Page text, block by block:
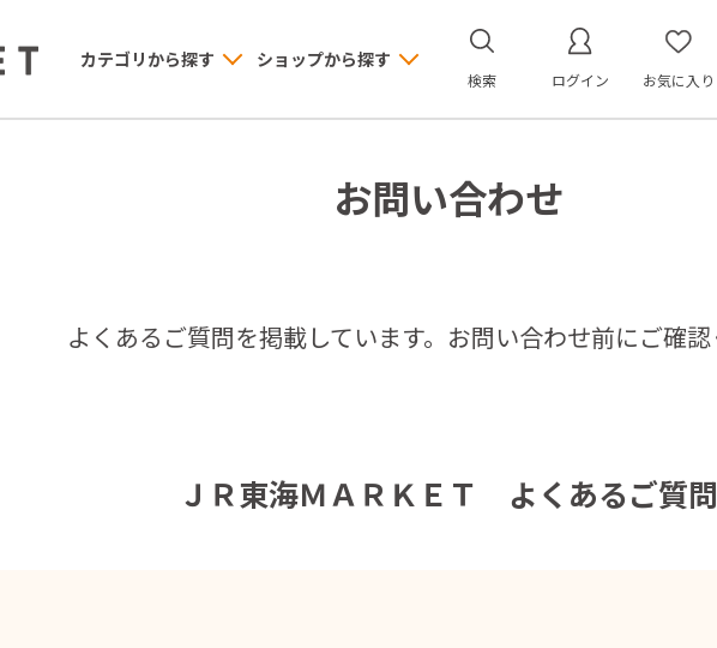
カテゴリから探す ショップから探す
検索 ログイン お気に入り
お問い合わせ
よくあるご質問を掲載しています。お問い合わせ前にご確認
ＪＲ東海ＭＡＲＫＥＴ よくあるご質問